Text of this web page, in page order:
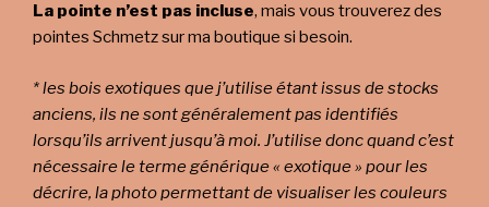
La pointe n’est pas incluse, mais vous trouverez des
pointes Schmetz sur ma boutique si besoin.
* les bois exotiques que j’utilise étant issus de stocks
anciens, ils ne sont généralement pas identifiés
lorsqu’ils arrivent jusqu’à moi. J’utilise donc quand c’est
nécessaire le terme générique « exotique » pour les
décrire, la photo permettant de visualiser les couleurs